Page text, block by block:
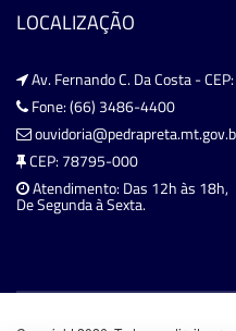
LOCALIZAÇÃO
Av. Fernando C. Da Costa -
Fone: (66) 3486-4400
CEP: 78795-000
Atendimento: Das 12h às 18h,
De Segunda à Sexta.